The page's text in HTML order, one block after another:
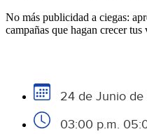
No más publicidad a ciegas:
campañas que hagan crecer tus
24 de Junio
03:00 p.m.